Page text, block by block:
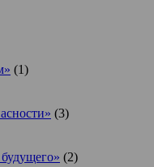
(1)
(3)
(2)